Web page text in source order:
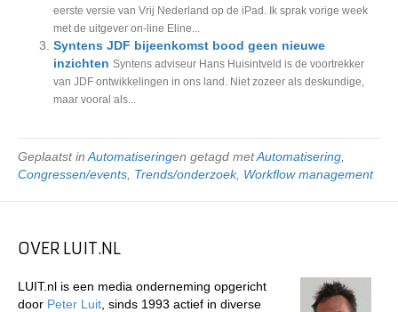
eerste versie van Vrij Nederland op de iPad. Ik sprak vorige week
met de uitgever on-line Eline...
Syntens JDF bijeenkomst bood geen nieuwe
inzichten Syntens adviseur Hans Huisintveld is de voortrekker
van JDF ontwikkelingen in ons land. Niet zozeer als deskundige,
maar vooral als...
Geplaatst in Automatiseringen getagd metAutomatisering
Congressen/events Trends/onderzoek, Workflow management
OVER LUIT.NL
LUIT.nl is een media onderneming opgericht
door Peter Luit , sinds 1993 actief in diverse